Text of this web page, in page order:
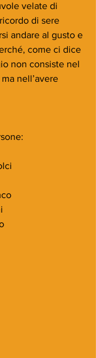
velate di
di sere
andare al gusto e
come ci dice
non consiste nel
nell’avere